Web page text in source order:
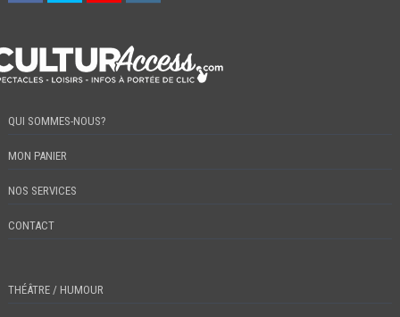
QUI SOMMES-NOUS?
MON PANIER
NOS SERVICES
CONTACT
THÉÂTRE / HUMOUR